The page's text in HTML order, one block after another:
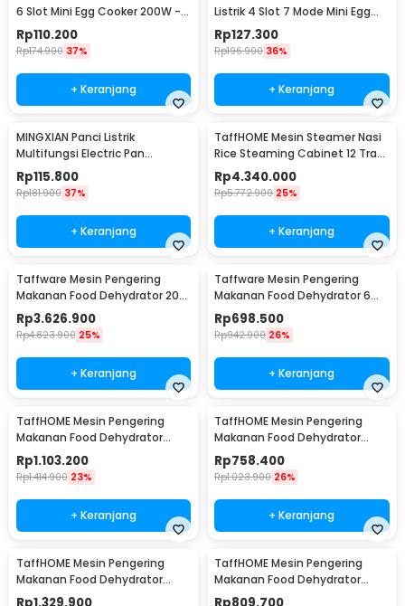
6 Slot Mini Egg Cooker 200W -
ED305
Rp110.200
Rp174.900 37%
+ Keranjang
Listrik 4 Slot 7 Mode Mini Egg
Cooker 300W - LG-803
Rp127.300
Rp196.900 36%
+ Keranjang
MINGXIAN Panci Listrik
Multifungsi Electric Pan
NonStick 1.7L 400-800W - MX-
22
Rp115.800
Rp181.900 37%
+ Keranjang
TaffHOME Mesin Steamer Nasi
Rice Steaming Cabinet 12 Tray
180 People - SL-12
Rp4.340.000
Rp5.772.900 25%
+ Keranjang
Taffware Mesin Pengering
Makanan Food Dehydrator 20
Layer 220V 2300W - LT-39
Rp3.626.900
Rp4.823.900 25%
+ Keranjang
Taffware Mesin Pengering
Makanan Food Dehydrator 6
Layer 400W - LT50
Rp698.500
Rp942.900 26%
+ Keranjang
TaffHOME Mesin Pengering
Makanan Food Dehydrator
Touch Panel 12 Layer - LT55
Rp1.103.200
Rp1.414.900 23%
+ Keranjang
TaffHOME Mesin Pengering
Makanan Food Dehydrator
Touch Panel 6 Layer - LT55
Rp758.400
Rp1.023.900 26%
+ Keranjang
TaffHOME Mesin Pengering
Makanan Food Dehydrator
Touch Panel 18 Layer - LT60
Rp1.329.900
TaffHOME Mesin Pengering
Makanan Food Dehydrator
Touch Panel 8 Layer - LT60
Rp809.700